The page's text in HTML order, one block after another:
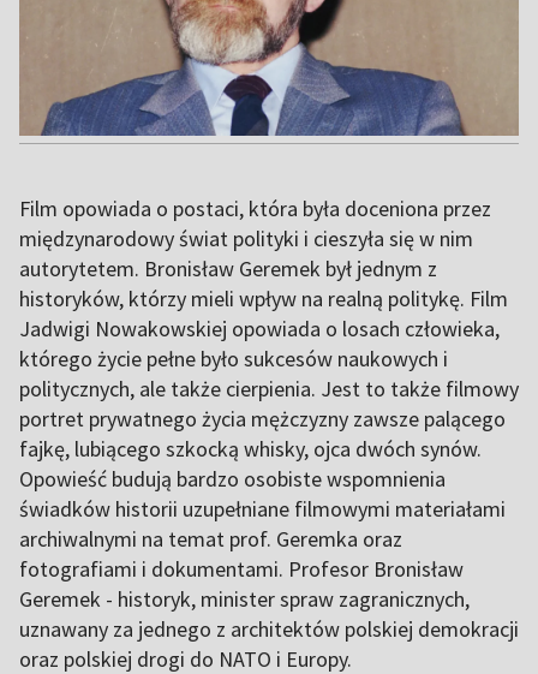
Film opowiada o postaci, która była doceniona przez
międzynarodowy świat polityki i cieszyła się w nim
autorytetem. Bronisław Geremek był jednym z
historyków, którzy mieli wpływ na realną politykę. Film
Jadwigi Nowakowskiej opowiada o losach człowieka,
którego życie pełne było sukcesów naukowych i
politycznych, ale także cierpienia. Jest to także filmowy
portret prywatnego życia mężczyzny zawsze palącego
fajkę, lubiącego szkocką whisky, ojca dwóch synów.
Opowieść budują bardzo osobiste wspomnienia
świadków historii uzupełniane filmowymi materiałami
archiwalnymi na temat prof. Geremka oraz
fotografiami i dokumentami. Profesor Bronisław
Geremek - historyk, minister spraw zagranicznych,
uznawany za jednego z architektów polskiej demokracji
oraz polskiej drogi do NATO i Europy.